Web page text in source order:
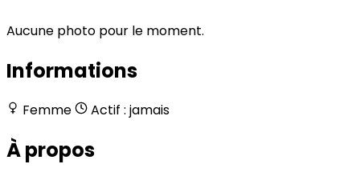
Aucune photo pour le moment.
Informations
Femme Actif : jamais
À propos